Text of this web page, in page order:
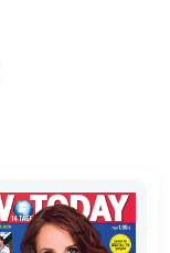
Preis
war:
2,60 €
Preis
ist:
1,30 €.